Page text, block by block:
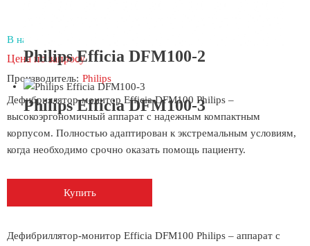
Philips Efficia DFM100-2
Philips Efficia DFM100-3
В наличии
Цена по запросу
Производитель: Philips
Дефибриллятор-монитор Efficia DFM100 Philips –
высокоэргономичный аппарат с надежным компактным
корпусом. Полностью адаптирован к экстремальным условиям,
когда необходимо срочно оказать помощь пациенту.
Купить
Дефибриллятор-монитор Efficia DFM100 Philips – аппарат с